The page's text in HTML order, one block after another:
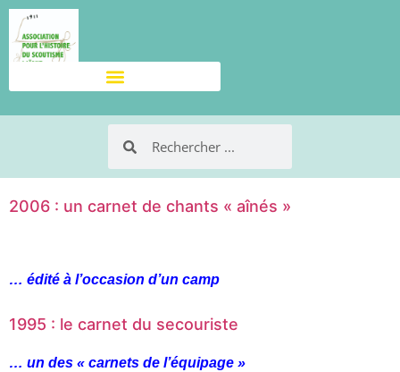
2006 : un carnet de chants « aînés »
… édité à l’occasion d’un camp
1995 : le carnet du secouriste
… un des « carnets de l’équipage »